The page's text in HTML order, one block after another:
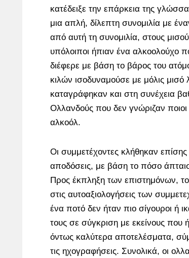
κατέδειξε την επάρκεια της
μια απλή, δίλεπτη συνομιλία με
από αυτή τη συνομιλία, στους
υπόλοιποι ήπιαν ένα αλκοολούχο
διέφερε με βάση το βάρος του
κιλών ισοδυναμούσε με μόλις μισό
καταγράφηκαν και στη συνέχεια
Ολλανδούς που δεν γνώριζαν
αλκοόλ.
Οι συμμετέχοντες κλήθηκαν
αποδόσεις, με βάση το πόσο
Προς έκπληξη των επιστημόνων,
στις αυτοαξιολογήσεις των
ένα ποτό δεν ήταν πιο σίγουροι ή
τους σε σύγκριση με εκείνους που
όντως καλύτερα αποτελέσματα,
τις ηχογραφήσεις. Συνολικά, οι